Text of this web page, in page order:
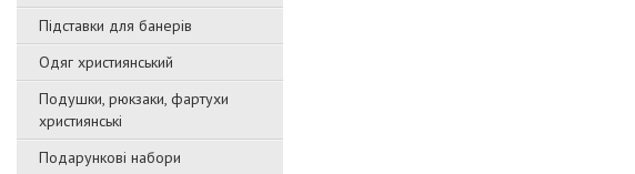
Підставки для банерів
Одяг християнський
Подушки, рюкзаки, фартухи
християнські
Подарункові набори